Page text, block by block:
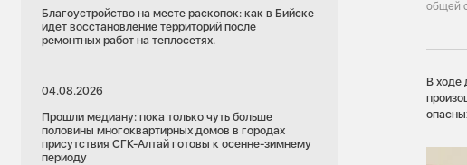
Благоустройство на месте раскопок: как в Бийске
идет восстановление территорий после
ремонтных работ на теплосетях.
04.08.2026
Прошли медиану: пока только чуть больше
половины многоквартирных домов в городах
присутствия СГК-Алтай готовы к осенне-зимнему
периоду
общей
В ходе